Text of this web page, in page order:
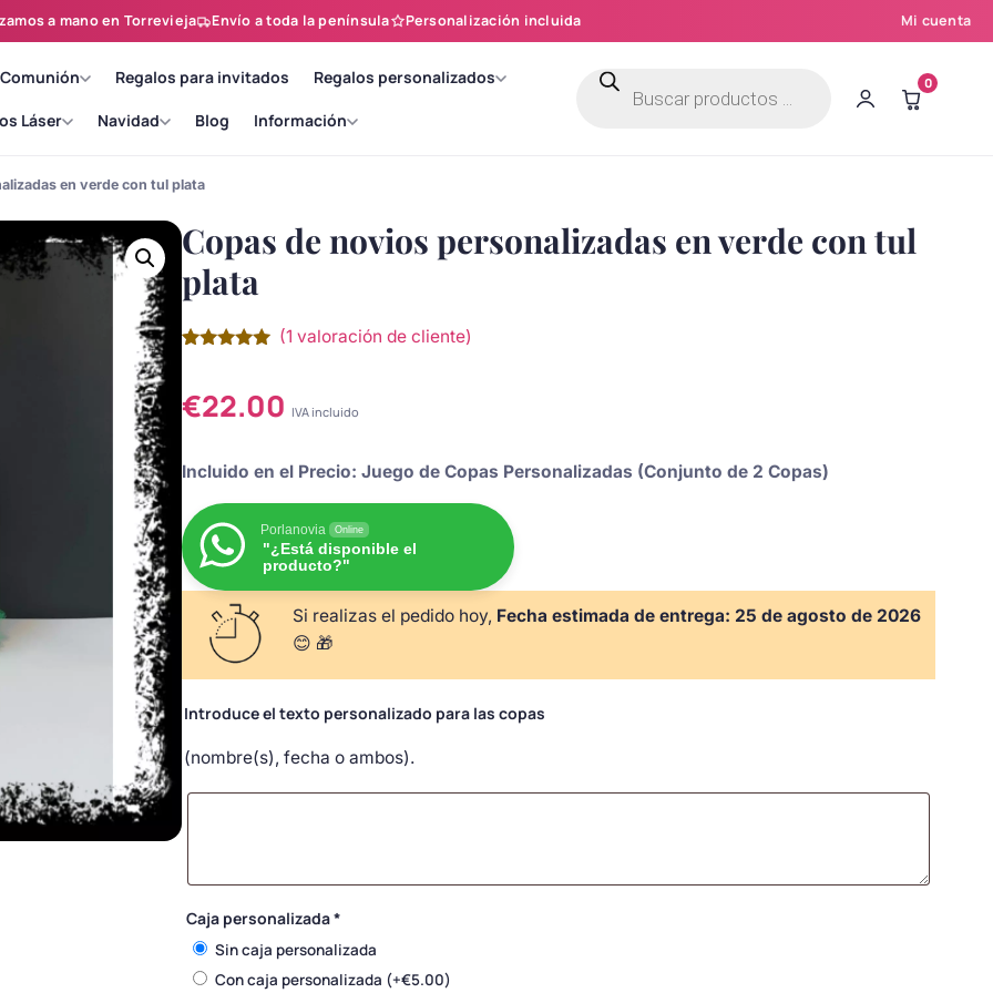
a mano en Torrevieja Envío a toda la península Personalización incluida Mi cuenta
Regalos para invitados Regalos personalizados
Láser Navidad Blog Información
Búsqueda
productos
0
en verde con tul plata
Copas de novios personalizadas en verde con tul
plata
5 en base
avaloración
(1 valoración de cliente)
€22.00 IVA incluido
Incluido en el Precio: Juego de Copas Personalizadas (Conjunto de 2 Copas)
Porlanovia Online
"¿Está disponible el
producto?"
Si realizas el pedido hoy, Fecha estimada de entrega: 25 de agosto de 2026
😊 🎁
Introduce el texto personalizado para las copas
(nombre(s), fecha o ambos).
Caja personalizada*
Sin caja personalizada
Con caja personalizada (+€5.00)